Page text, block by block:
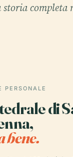
completa
PERSONALE
di
bene.